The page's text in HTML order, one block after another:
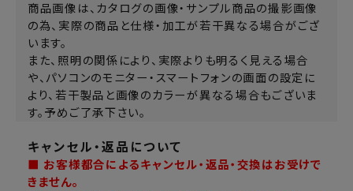
商品画像は、カタログの画像・サンプル商品の撮影画像
の為、実際の商品と仕様・加工が若干異なる場合がござ
います。
また、照明の関係により、実際よりも明るく見える場合
や、パソコンのモニター・スマートフォンの画面の設定に
より、若干製品と画像のカラーが異なる場合もございま
す。予めご了承下さい。
キャンセル・返品について
■ お客様都合によるキャンセル・返品・交換はお受けで
きません。